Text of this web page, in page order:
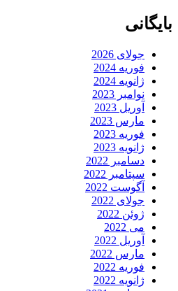
بایگانی
جولای 2026
فوریه 2024
ژانویه 2024
نوامبر 2023
آوریل 2023
مارس 2023
فوریه 2023
ژانویه 2023
دسامبر 2022
سپتامبر 2022
آگوست 2022
جولای 2022
ژوئن 2022
می 2022
آوریل 2022
مارس 2022
فوریه 2022
ژانویه 2022